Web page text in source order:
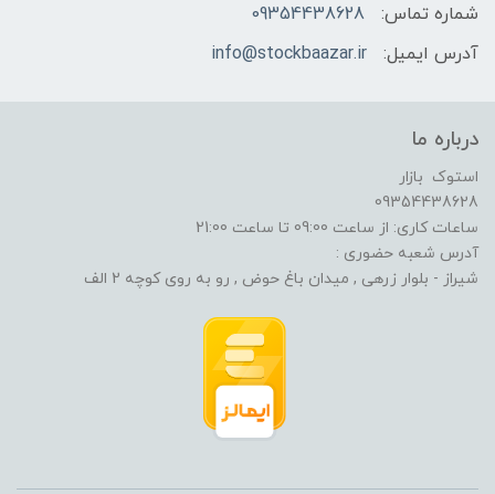
شماره تماس:
09354438628
آدرس ایمیل:
info@stockbaazar.ir
درباره ما
استوک بازار
09354438628
ساعات کاری: از ساعت 09:00 تا ساعت 21:00
آدرس شعبه حضوری :
شیراز - بلوار زرهی , میدان باغ حوض , رو به روی کوچه 2 الف